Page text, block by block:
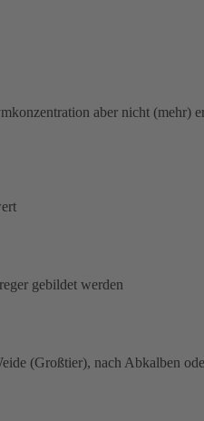
aber nicht (mehr)
gebildet werden
(Großtier), nach Abkalben